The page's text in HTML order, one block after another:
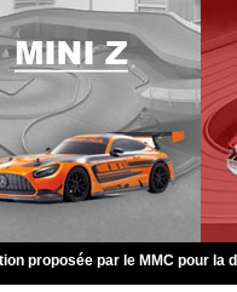
proposée par le MMC pour la